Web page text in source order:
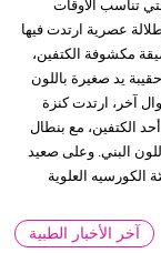
تناسب الأوقات
عصرية ارتدت فيها
مكشوفة الكتفين،
يد صغيرة باللون
آخر، ارتدت كنزة
الكتفين، مع بنطال
البني. وعلى صعيد
الكورسيه العلوية
آخر الأخبار الطبية